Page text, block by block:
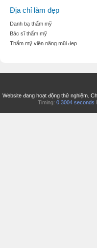
Địa chỉ làm đẹp
Danh bạ thẩm mỹ
Bác sĩ thẩm mỹ
Thẩm mỹ viện nâng mũi đẹp
Website đang hoạt động thử nghiệm.
Timing: 0.3004 seconds